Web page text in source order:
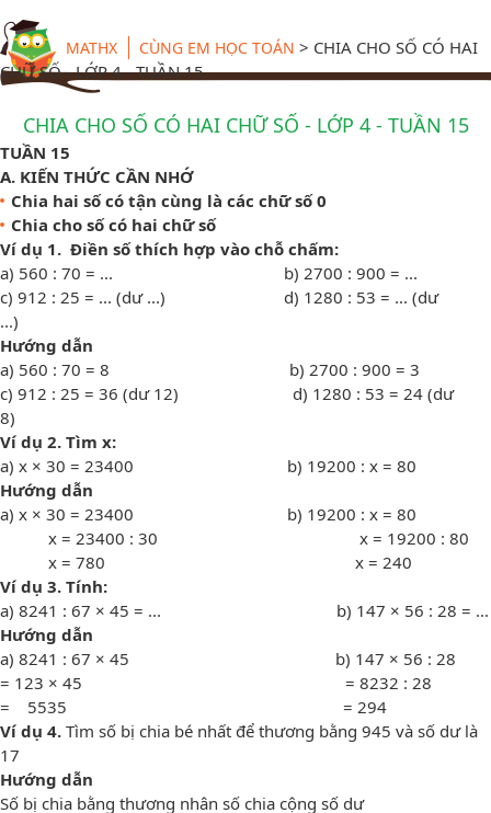
MATHX CÙNG EM HỌC TOÁN > CHIA CHO SỐ CÓ HAI
CHỮ SỐ - LỚP 4 - TUẦN 15
CHIA CHO SỐ CÓ HAI CHỮ SỐ - LỚP 4 - TUẦN 15
TUẦN 15
A. KIẾN THỨC CẦN NHỚ
Chia hai số có tận cùng là các chữ số 0
Chia cho số có hai chữ số
Ví dụ 1. Điền số thích hợp vào chỗ chấm:
a) 560 : 70 = ... b) 2700 : 900 = ...
c) 912 : 25 = ... (dư ...) d) 1280 : 53 = ... (dư
...)
Hướng dẫn
a) 560 : 70 = 8 b) 2700 : 900 = 3
c) 912 : 25 = 36 (dư 12) d) 1280 : 53 = 24 (dư
8)
Ví dụ 2. Tìm x:
a) x × 30 = 23400 b) 19200 : x = 80
Hướng dẫn
a) x × 30 = 23400 b) 19200 : x = 80​
x = 23400 : 30 x = 19200 : 80
x = 780 x = 240
Ví dụ 3. Tính:
a) 8241 : 67 × 45 = ... b) 147 × 56 : 28 = ...
Hướng dẫn
a) 8241 : 67 × 45 b) 147 × 56 : 28
= 123 × 45 = 8232 : 28
= 5535 = 294
Ví dụ 4. Tìm số bị chia bé nhất để thương bằng 945 và số dư là
17
Hướng dẫn
Số bị chia bằng thương nhân số chia cộng số dư